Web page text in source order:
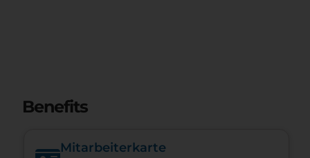
Benefits
Mitarbeiterkarte